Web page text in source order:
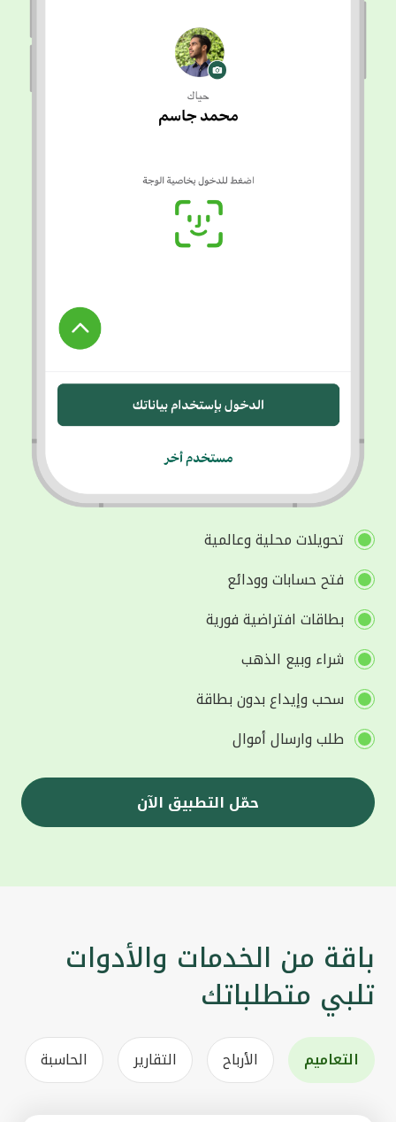
تحويلات محلية وعالمية
فتح حسابات وودائع
بطاقات افتراضية فورية
شراء وبيع الذهب
سحب وإيداع بدون بطاقة
طلب وارسال أموال
حمّل التطبيق الآن
باقة من الخدمات والأدوات
تلبي متطلباتك
التعاميم الأرباح التقارير الحاسبة